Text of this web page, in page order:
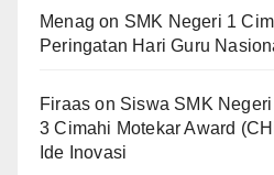
Menag on SMK Negeri 1
Peringatan Hari Guru
Firaas on Siswa SMK
3 Cimahi Motekar Award
Ide Inovasi